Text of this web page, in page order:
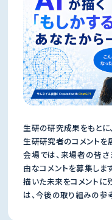
生研の研究成果をもとに
生研研究者のコメントを
会場では、来場者の皆さ
由なコメントを募集しま
描いた未来をコメントに
は、今後の取り組みの参